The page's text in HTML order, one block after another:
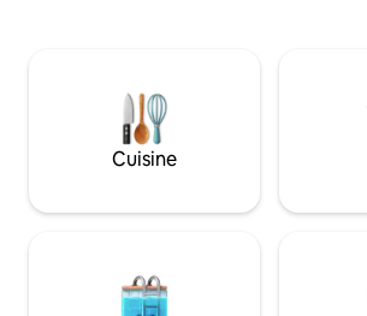
espaces et emplacement privilégié pour
un séjour inoubliable.
Cuisine